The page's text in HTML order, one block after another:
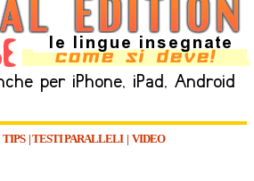
TIPS|TESTI PARALLELI| VIDEO